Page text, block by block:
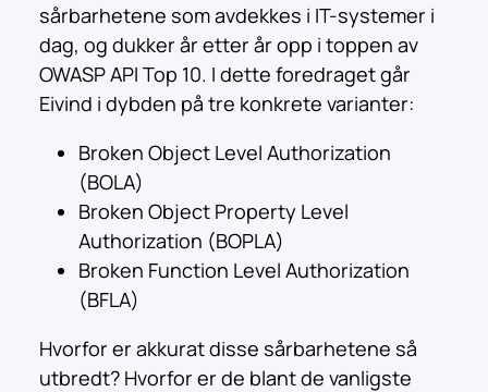
sårbarhetene som avdekkes i IT-systemer i
dag, og dukker år etter år opp i toppen av
OWASP API Top 10. I dette foredraget går
Eivind i dybden på tre konkrete varianter:
Broken Object Level Authorization
(BOLA)
Broken Object Property Level
Authorization (BOPLA)
Broken Function Level Authorization
(BFLA)
Hvorfor er akkurat disse sårbarhetene så
utbredt? Hvorfor er de blant de vanligste